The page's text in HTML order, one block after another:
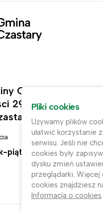
Czastary
29,
piątek:
Kontakt
(62)
(62)
Pliki cookies
Używamy plików
ułatwić korzystanie
serwisu. Jeśli nie
cookies były
dysku zmień
przeglądarki. Więcej
cookies znajdziesz
Informacja o cookies.